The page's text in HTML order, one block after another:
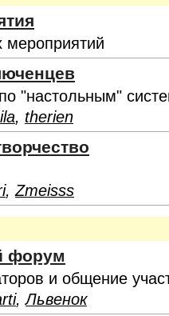
"настольным"
, therien
, Zmeisss
форум
и общение
,Львенок